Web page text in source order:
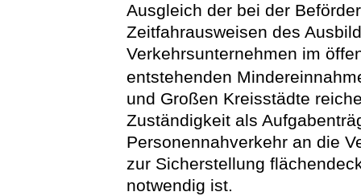
Ausgleich der bei der
Zeitfahrausweisen des
Verkehrsunternehmen im
entstehenden
und Großen Kreisstädte
Zuständigkeit als
Personennahverkehr an die
zur Sicherstellung
notwendig ist.